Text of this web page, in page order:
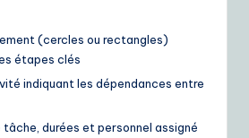
(cercles ou rectangles)
étapes clés
indiquant les dépendances entre
durées et personnel assigné